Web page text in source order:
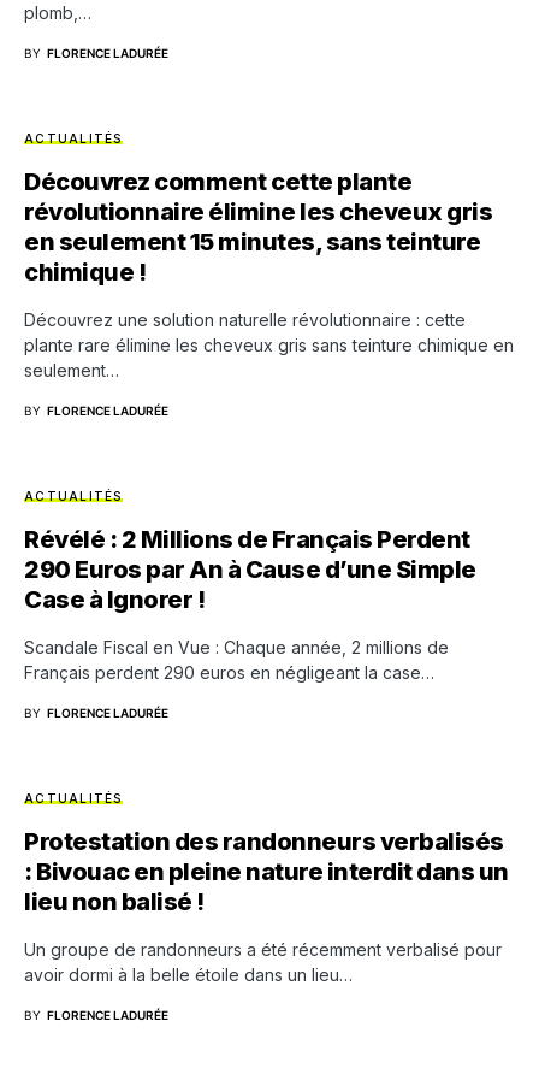
plomb,…
BY FLORENCE LADURÉE
ACTUALITÉS
Découvrez comment cette plante
révolutionnaire élimine les cheveux gris
en seulement 15 minutes, sans teinture
chimique !
Découvrez une solution naturelle révolutionnaire : cette
plante rare élimine les cheveux gris sans teinture chimique en
seulement…
BY FLORENCE LADURÉE
ACTUALITÉS
Révélé : 2 Millions de Français Perdent
290 Euros par An à Cause d’une Simple
Case à Ignorer !
Scandale Fiscal en Vue : Chaque année, 2 millions de
Français perdent 290 euros en négligeant la case…
BY FLORENCE LADURÉE
ACTUALITÉS
Protestation des randonneurs verbalisés
: Bivouac en pleine nature interdit dans un
lieu non balisé !
Un groupe de randonneurs a été récemment verbalisé pour
avoir dormi à la belle étoile dans un lieu…
BY FLORENCE LADURÉE